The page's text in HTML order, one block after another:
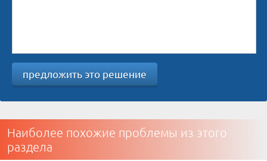
предложить это решение
Наиболее похожие проблемы из этого
раздела